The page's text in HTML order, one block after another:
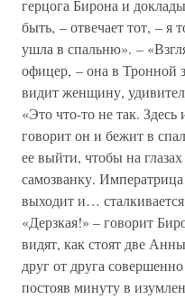
герцога Бирона и
быть, – отвечает тот, – я
ушла в спальню». –
офицер, – она в Тронной
видит женщину,
«Это что-то не так.
говорит он и бежит в
ее выйти, чтобы на
самозванку.
выходит и…
«Дерзкая!» – говорит
видят, как стоят две
друг от друга
постояв минуту в